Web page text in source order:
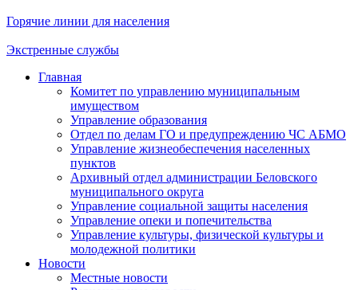
Горячие линии для населения
Экстренные службы
Главная
Комитет по управлению муниципальным
имуществом
Управление образования
Отдел по делам ГО и предупреждению ЧС АБМО
Управление жизнеобеспечения населенных
пунктов
Архивный отдел администрации Беловского
муниципального округа
Управление социальной защиты населения
Управление опеки и попечительства
Управление культуры, физической культуры и
молодежной политики
Новости
Местные новости